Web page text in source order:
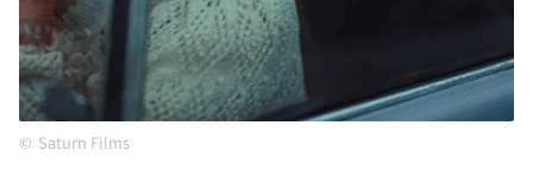
Saturn Films